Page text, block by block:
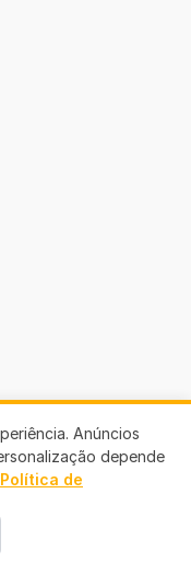
Anúncios
depende
Política de